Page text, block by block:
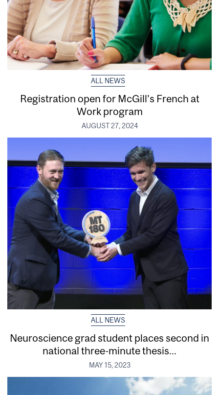
ALL NEWS
Registration open for McGill’s French at
Work program
AUGUST 27, 2024
ALL NEWS
Neuroscience grad student places second in
national three-minute thesis...
MAY 15, 2023